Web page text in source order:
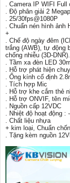
. Camera IP WIFI Full
. Độ phân giải 2
. 25/30fps@1080P
. Chuẩn nén hình ảnh
+
. Chế độ ngày đêm
trắng (AWB), tự động
chống nhiễu (3D-DNR).
. Tầm xa đèn LED
. Hỗ trợ phát hiện
. Ống kính cố định
. Tích hợp Mic
. Hỗ trợ khe cắm thẻ
. Hỗ trợ ONVIF, tên
. Nguồn cấp 12VDC
. Nhiệt độ hoạt động :
. Chất liệu nhựa
+ kim loại, Chuẩn
. Tặng kèm nguồn